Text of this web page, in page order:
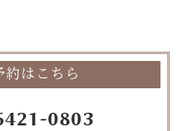
約はこちら
0803